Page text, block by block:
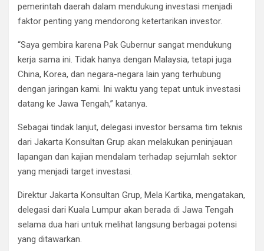
pemerintah daerah dalam mendukung investasi menjadi
faktor penting yang mendorong ketertarikan investor.
“Saya gembira karena Pak Gubernur sangat mendukung
kerja sama ini. Tidak hanya dengan Malaysia, tetapi juga
China, Korea, dan negara-negara lain yang terhubung
dengan jaringan kami. Ini waktu yang tepat untuk investasi
datang ke Jawa Tengah,” katanya.
Sebagai tindak lanjut, delegasi investor bersama tim teknis
dari Jakarta Konsultan Grup akan melakukan peninjauan
lapangan dan kajian mendalam terhadap sejumlah sektor
yang menjadi target investasi.
Direktur Jakarta Konsultan Grup, Mela Kartika, mengatakan,
delegasi dari Kuala Lumpur akan berada di Jawa Tengah
selama dua hari untuk melihat langsung berbagai potensi
yang ditawarkan.